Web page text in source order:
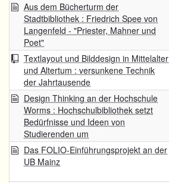
Aus dem Bücherturm der
Stadtbibliothek : Friedrich Spee von
Langenfeld - "Priester, Mahner und
Poet"
Textlayout und Bilddesign in Mittelalter
und Altertum : versunkene Technik
der Jahrtausende
Design Thinking an der Hochschule
Worms : Hochschulbibliothek setzt
Bedürfnisse und Ideen von
Studierenden um
Das FOLIO-Einführungsprojekt an der
UB Mainz